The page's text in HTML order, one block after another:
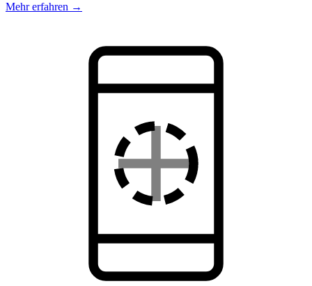
Mehr erfahren →